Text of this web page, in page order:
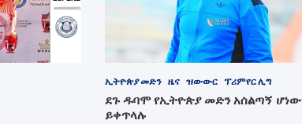
ኢትዮጵያ መድን ዜና ዝውውር ፕሪምየር ሊግ
ደጉ ዱባሞ የኢትዮጵያ መድን አሰልጣኝ ሆነው
ይቀጥላሉ